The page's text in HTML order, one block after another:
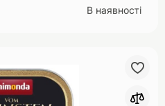
В наявності